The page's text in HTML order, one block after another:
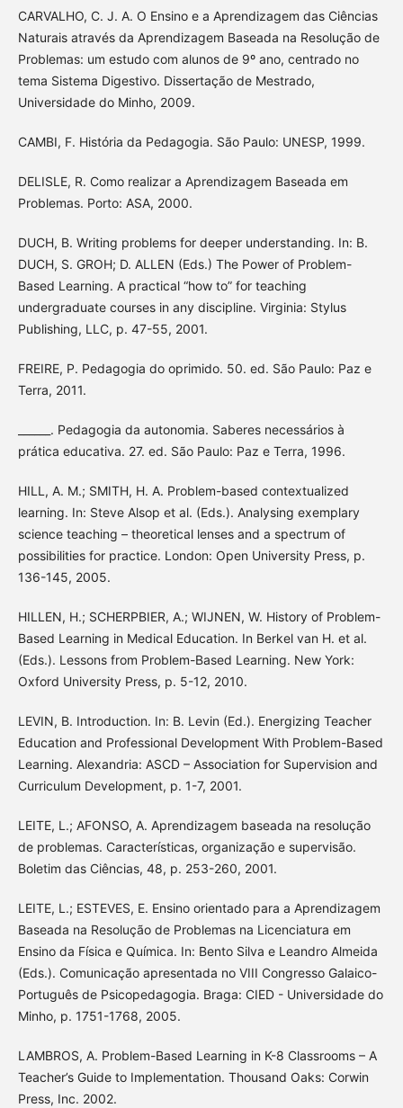
CARVALHO, C. J. A. O Ensino e a Aprendizagem das Ciências
Naturais através da Aprendizagem Baseada na Resolução de
Problemas: um estudo com alunos de 9º ano, centrado no
tema Sistema Digestivo. Dissertação de Mestrado,
Universidade do Minho, 2009.
CAMBI, F. História da Pedagogia. São Paulo: UNESP, 1999.
DELISLE, R. Como realizar a Aprendizagem Baseada em
Problemas. Porto: ASA, 2000.
DUCH, B. Writing problems for deeper understanding. In: B.
DUCH, S. GROH; D. ALLEN (Eds.) The Power of Problem-
Based Learning. A practical “how to” for teaching
undergraduate courses in any discipline. Virginia: Stylus
Publishing, LLC, p. 47-55, 2001.
FREIRE, P. Pedagogia do oprimido. 50. ed. São Paulo: Paz e
Terra, 2011.
______. Pedagogia da autonomia. Saberes necessários à
prática educativa. 27. ed. São Paulo: Paz e Terra, 1996.
HILL, A. M.; SMITH, H. A. Problem-based contextualized
learning. In: Steve Alsop et al. (Eds.). Analysing exemplary
science teaching – theoretical lenses and a spectrum of
possibilities for practice. London: Open University Press, p.
136-145, 2005.
HILLEN, H.; SCHERPBIER, A.; WIJNEN, W. History of Problem-
Based Learning in Medical Education. In Berkel van H. et al.
(Eds.). Lessons from Problem-Based Learning. New York:
Oxford University Press, p. 5-12, 2010.
LEVIN, B. Introduction. In: B. Levin (Ed.). Energizing Teacher
Education and Professional Development With Problem-Based
Learning. Alexandria: ASCD – Association for Supervision and
Curriculum Development, p. 1-7, 2001.
LEITE, L.; AFONSO, A. Aprendizagem baseada na resolução
de problemas. Características, organização e supervisão.
Boletim das Ciências, 48, p. 253-260, 2001.
LEITE, L.; ESTEVES, E. Ensino orientado para a Aprendizagem
Baseada na Resolução de Problemas na Licenciatura em
Ensino da Física e Química. In: Bento Silva e Leandro Almeida
(Eds.). Comunicação apresentada no VIII Congresso Galaico-
Português de Psicopedagogia. Braga: CIED - Universidade do
Minho, p. 1751-1768, 2005.
LAMBROS, A. Problem-Based Learning in K-8 Classrooms – A
Teacher’s Guide to Implementation. Thousand Oaks: Corwin
Press, Inc. 2002.